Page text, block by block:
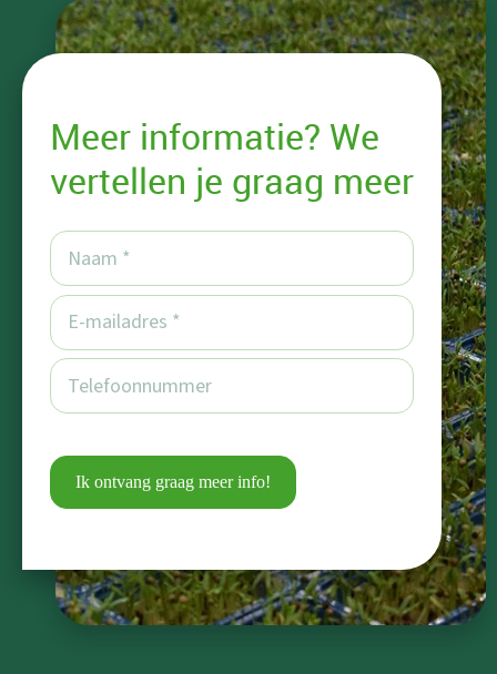
Meer informatie? We
vertellen je graag meer
Ik ontvang graag meer info!